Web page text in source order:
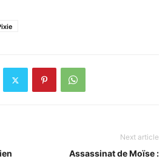
Next article
Assassinat de Moïse :